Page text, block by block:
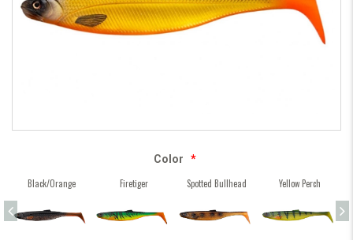
Color
*
Black/Orange
Firetiger Spotted Bullhead Yellow Perch